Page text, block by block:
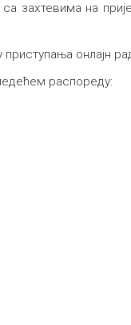
захтевима на
онлајн
распореду: